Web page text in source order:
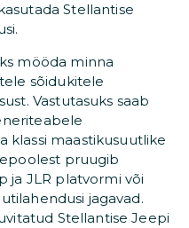
Stellantise
mööda minna
sõidukitele
Vastutasuks saab
klassi maastikusuutlike
pruugib
ja JLR platvormi või
jagavad.
Stellantise Jeepi